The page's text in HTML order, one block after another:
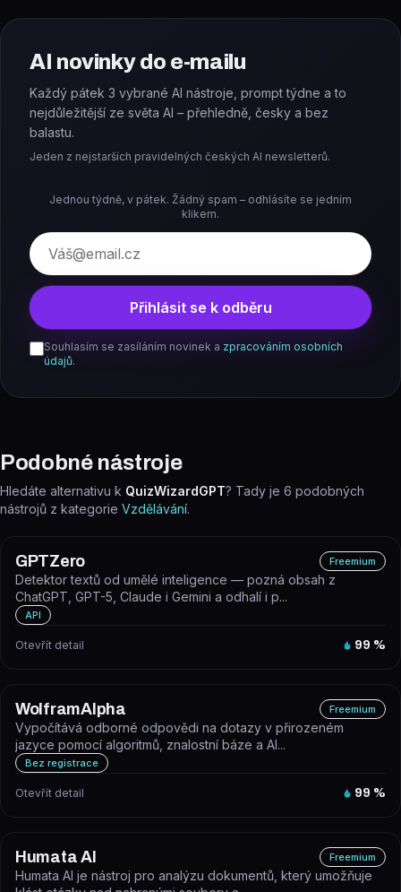
AI novinky do e-mailu
Každý pátek 3 vybrané AI nástroje, prompt týdne a to
nejdůležitější ze světa AI – přehledně, česky a bez
balastu.
Jeden z nejstarších pravidelných českých AI newsletterů.
Jednou týdně, v pátek. Žádný spam – odhlásíte se jedním
klikem.
E-mail
Přihlásit se k odběru
Souhlasím se zasíláním novinek a zpracováním osobních
údajů.
Podobné nástroje
Hledáte alternativu k QuizWizardGPT? Tady je 6 podobných
nástrojů z kategorie Vzdělávání.
GPTZero Freemium
Detektor textů od umělé inteligence — pozná obsah z
ChatGPT, GPT-5, Claude i Gemini a odhalí i p...
API
Otevřít detail 99 %
WolframAlpha Freemium
Vypočítává odborné odpovědi na dotazy v přirozeném
jazyce pomocí algoritmů, znalostní báze a AI...
Bez registrace
Otevřít detail 99 %
Humata AI Freemium
Humata AI je nástroj pro analýzu dokumentů, který umožňuje